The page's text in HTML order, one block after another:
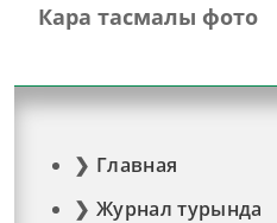
Кара тасмалы фото
Главная
Журнал турында